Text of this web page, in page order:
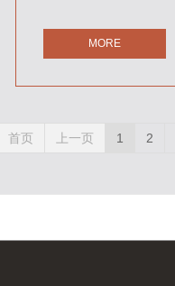
MORE
首页 上一页 1 2